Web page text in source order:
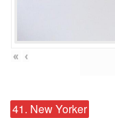
« ‹
41. New Yorker